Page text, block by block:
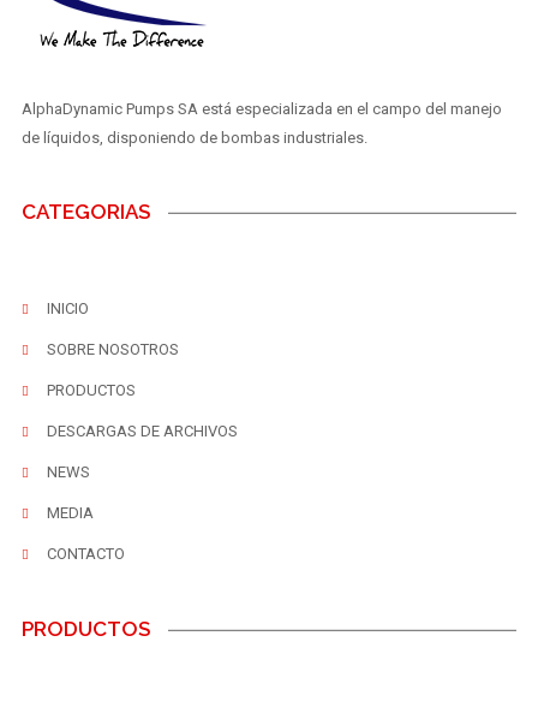
AlphaDynamic Pumps SA está especializada en el campo del manejo
de líquidos, disponiendo de bombas industriales.
CATEGORIAS
INICIO
SOBRE NOSOTROS
PRODUCTOS
DESCARGAS DE ARCHIVOS
NEWS
MEDIA
CONTACTO
PRODUCTOS